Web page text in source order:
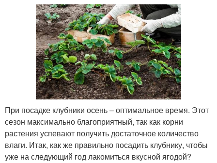
При посадке клубники осень – оптимальное время. Этот
сезон максимально благоприятный, так как корни
растения успевают получить достаточное количество
влаги. Итак, как же правильно посадить клубнику, чтобы
уже на следующий год лакомиться вкусной ягодой?